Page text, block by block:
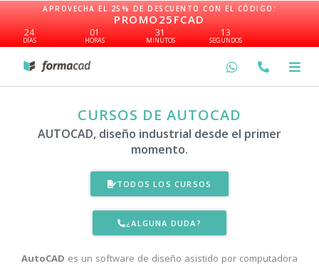
contenido
APROVECHA EL 25% DE DESCUENTO CON EL CÓDIGO:
PROMO25FCAD
24
DÍAS
01
HORAS
31
MINUTOS
13
SEGUNDOS
CURSOS DE AUTOCAD
AUTOCAD, diseño industrial desde el primer
momento.
TODOS LOS CURSOS
¿ALGUNA DUDA?
AutoCAD es un software de diseño asistido por computadora